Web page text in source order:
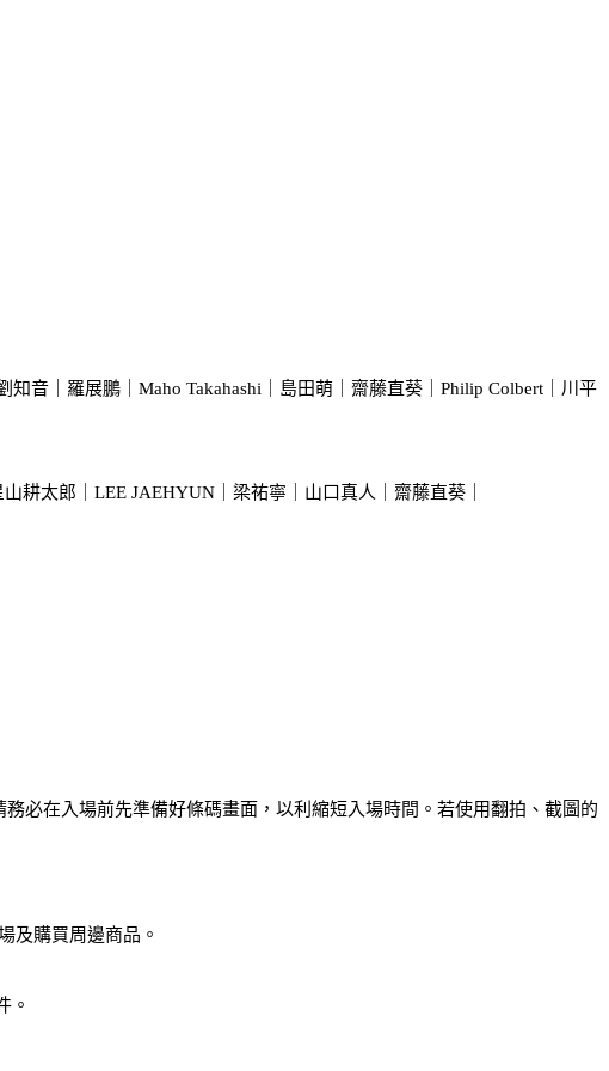
音｜羅展鵬｜Maho Takahashi｜島田萌｜齋藤直葵｜Philip Colbert｜川平
耕太郎｜LEE JAEHYUN｜梁祐寧｜山口真人｜齋藤直葵｜
必在入場前先準備好條碼畫面，以利縮短入場時間。若使用翻拍、截圖的
及購買周邊商品。
。